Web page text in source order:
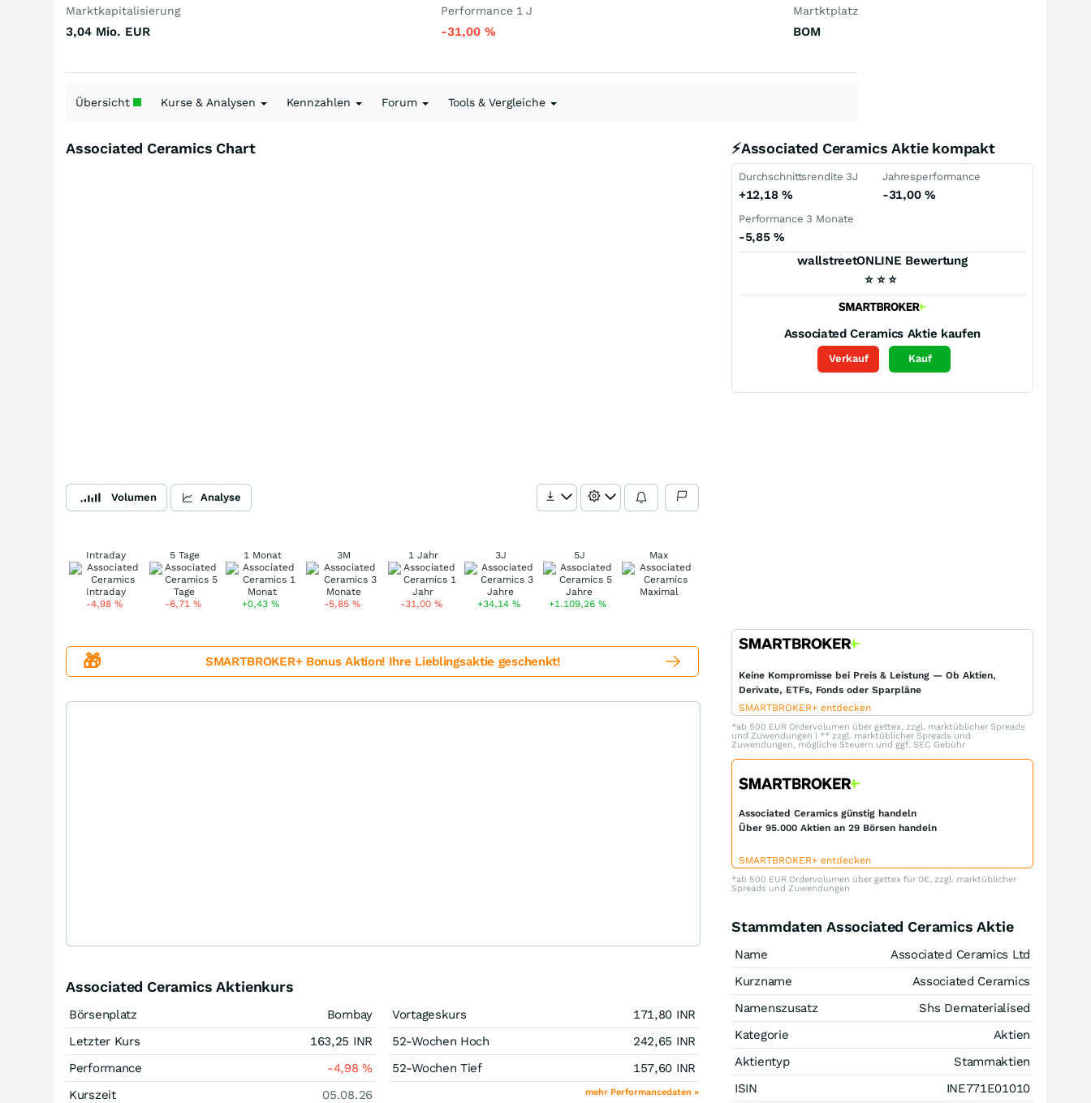
Marktkapitalisierung
3,04 Mio. EUR
Performance 1 J
-31,00 %
Martktplatz
BOM
Übersicht Kurse & Analysen Kennzahlen Forum Tools & Vergleiche
Associated Ceramics Chart
Volumen Analyse
Intraday
-4,98%
5 Tage
-6,71 %
1 Monat
+0,43%
3M
-5,85 %
1 Jahr
-31,00%
3J
+34,14%
5J
+1.109,26%
Max
⚡Associated Ceramics Aktie kompakt
Durchschnittsrendite 3J
+12,18 %
Jahresperformance
-31,00 %
Performance 3 Monate
-5,85%
wallstreetONLINE Bewertung
⭐ ⭐ ⭐
Associated Ceramics Aktie kaufen
Verkauf Kauf
🎁 SMARTBROKER+ Bonus Aktion! Ihre Lieblingsaktie geschenkt!
Associated Ceramics Aktienkurs
Börsenplatz
Bombay
Letzter Kurs
163,25 INR
Performance
-4,98%
Kurszeit
05.08.26
Vortageskurs 171,80 INR
52-Wochen Hoch
242,65 INR
52-Wochen Tief
157,60 INR
mehr Performancedaten »
Keine Kompromisse bei Preis & Leistung — Ob Aktien,
Derivate, ETFs, Fonds oder Sparpläne
SMARTBROKER+ entdecken
*ab 500 EUR Ordervolumen über gettex, zzgl. marktüblicher Spreads
und Zuwendungen | ** zzgl. marktüblicher Spreads und
Zuwendungen, mögliche Steuern und ggf. SEC Gebühr
Associated Ceramics günstig handeln
Über 95.000 Aktien an 29 Börsen handeln
SMARTBROKER+ entdecken
*ab 500 EUR Ordervolumen über gettex für 0€, zzgl. marktüblicher
Spreads und Zuwendungen
Stammdaten Associated Ceramics Aktie
Name
Associated Ceramics Ltd
Kurzname
Associated Ceramics
Namenszusatz
Shs Dematerialised
Kategorie
Aktien
Aktientyp
Stammaktien
ISIN
INE771E01010